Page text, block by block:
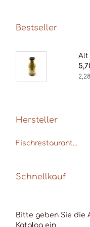
Bestseller
Alt
Hersteller
Fischrestaurant...
Schnellkauf
BITTE
GEBEN
Bitte geben Sie die
Katalog ein.